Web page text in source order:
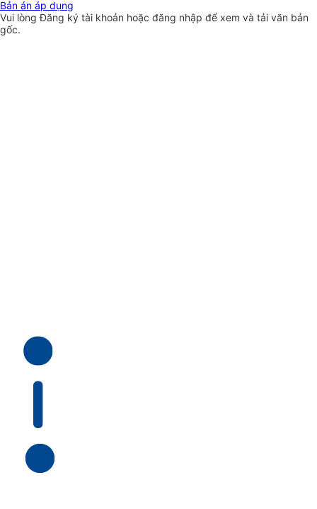
Bản án áp dụng
Vui lòngĐăng ký tài khoản hoặc đăng nhập để xem và tải văn bản
gốc.